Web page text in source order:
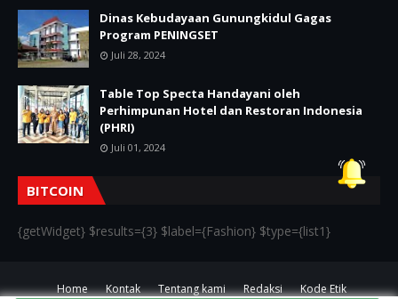
Dinas Kebudayaan Gunungkidul Gagas
Program PENINGSET
Juli 28, 2024
Table Top Specta Handayani oleh
Perhimpunan Hotel dan Restoran Indonesia
(PHRI)
Juli 01, 2024
BITCOIN
{getWidget} $results={3} $label={Fashion} $type={list1}
Home Kontak Tentang kami Redaksi Kode Etik